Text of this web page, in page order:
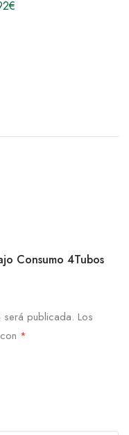
€
Consumo 4Tubos
publicada. Los
*